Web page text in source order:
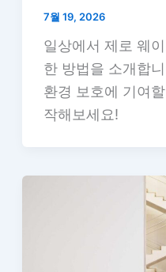
7월 19, 2026
일상에서 제로 웨
한 방법을 소개합
환경 보호에 기여
작해보세요!